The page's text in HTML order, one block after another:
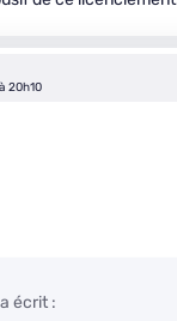
20h10
écrit :